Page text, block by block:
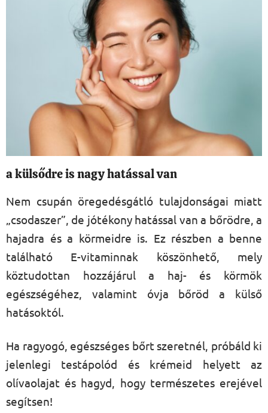
a külsődre is nagy hatással van
Nem csupán öregedésgátló tulajdonságai miatt
„csodaszer”, de jótékony hatással van a bőrödre, a
hajadra és a körmeidre is. Ez részben a benne
található E-vitaminnak köszönhető, mely
köztudottan hozzájárul a haj- és körmök
egészségéhez, valamint óvja bőröd a külső
hatásoktól.
Ha ragyogó, egészséges bőrt szeretnél, próbáld ki
jelenlegi testápolód és krémeid helyett az
olívaolajat és hagyd, hogy természetes erejével
segítsen!